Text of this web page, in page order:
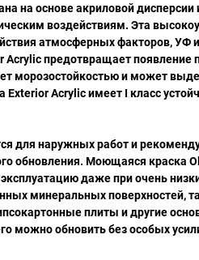
на основе акриловой
воздействиям. Эта
атмосферных факторов, УФ
Acrylic предотвращает
морозостойкостью и может
Acrylic имеет I класс
для наружных работ и
обновления. Моющаяся краска
даже при очень
минеральных поверхностей,
плиты и другие
можно обновить без особых